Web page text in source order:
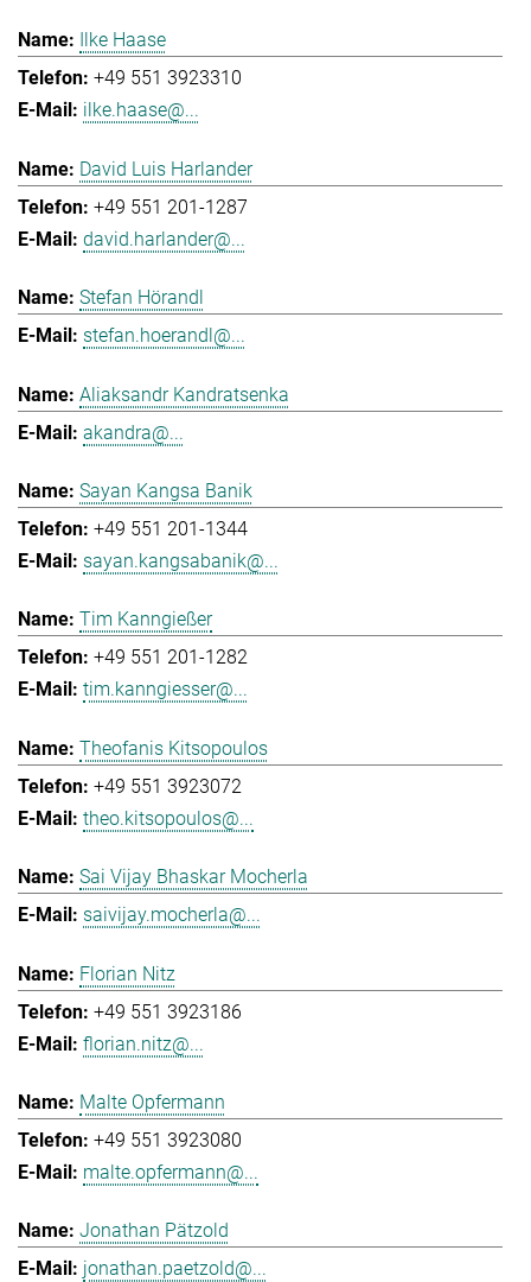
Ilke Haase
+49 551 3923310
ilke.haase@...
David Luis Harlander
+49 551 201-1287
david.harlander@...
Stefan Hörandl
stefan.hoerandl@...
Aliaksandr Kandratsenka
akandra@...
Sayan Kangsa Banik
+49 551 201-1344
sayan.kangsabanik@...
Tim Kanngießer
+49 551 201-1282
tim.kanngiesser@...
Theofanis Kitsopoulos
+49 551 3923072
theo.kitsopoulos@...
Sai Vijay Bhaskar Mocherla
saivijay.mocherla@...
Florian Nitz
+49 551 3923186
florian.nitz@...
Malte Opfermann
+49 551 3923080
malte.opfermann@...
Jonathan Pätzold
jonathan.paetzold@...